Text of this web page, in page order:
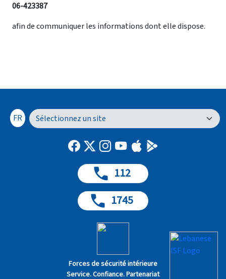
06-423387
afin de communiquer les informations dont elle dispose.
Forces de sécurité intérieure
Service. Confiance. Partenariat
112
1745
FR